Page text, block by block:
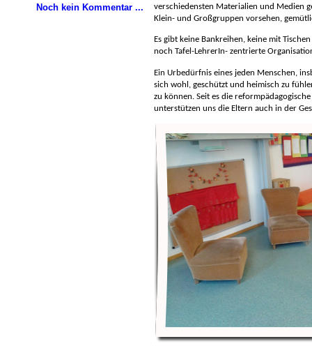
Noch kein Kommentar ...
verschiedensten Materialien und Medien
Klein- und Großgruppen vorsehen,
Es gibt keine Bankreihen, keine mit
noch Tafel-LehrerIn- zentrierte
Ein Urbedürfnis eines jeden Menschen,
sich wohl, geschützt und heimisch zu
zu können. Seit es die
unterstützen uns die Eltern auch in der